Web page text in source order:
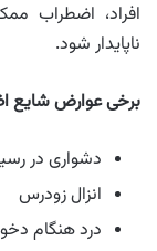
افراد، اضطراب
ناپایدار شود.
برخی عوارض شایع
دشواری در
انزال زودرس
درد هنگام